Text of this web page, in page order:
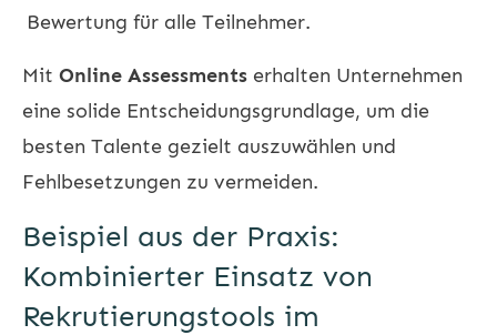
Bewertung für alle Teilnehmer.
Mit Online Assessments erhalten Unternehmen
eine solide Entscheidungsgrundlage, um die
besten Talente gezielt auszuwählen und
Fehlbesetzungen zu vermeiden.
Beispiel aus der Praxis:
Kombinierter Einsatz von
Rekrutierungstools im